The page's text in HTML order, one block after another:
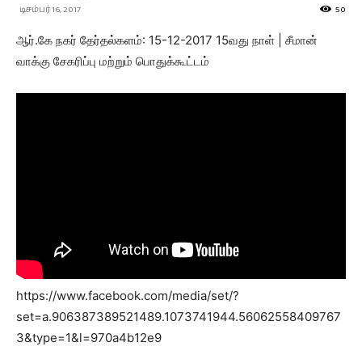
டிசம்பர் 16, 2017 50
ஆர்.கே நகர் தேர்தல்களம்: 15-12-2017 15வது நாள் | சீமான்
வாக்கு சேகரிப்பு மற்றும் பொதுக்கூட்டம்
https://www.facebook.com/media/set/?
set=a.906387389521489.1073741944.56062558409767
3&type=1&l=970a4b12e9